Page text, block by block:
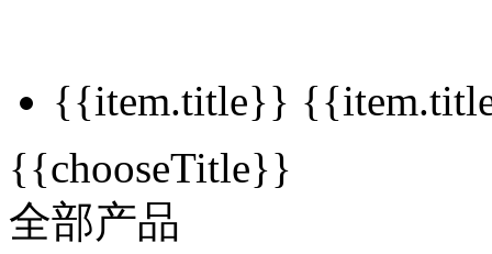
{{item.title}}
{{chooseTitle}}
全部产品